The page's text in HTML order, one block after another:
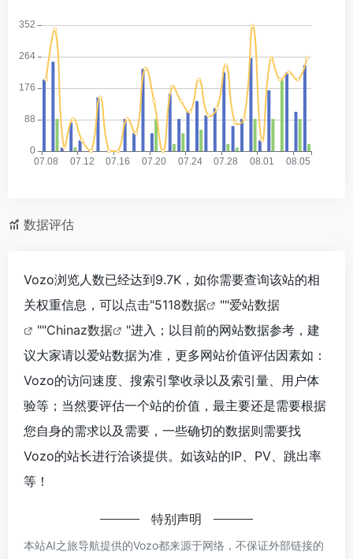
数据评估
Vozo浏览人数已经达到9.7K，如你需要查询该站的相
关权重信息，可以点击"5118数据 ""爱站数据
""Chinaz数据
"进入；以目前的网站数据参考，建
议大家请以爱站数据为准，更多网站价值评估因素如：
Vozo的访问速度、搜索引擎收录以及索引量、用户体
验等；当然要评估一个站的价值，最主要还是需要根据
您自身的需求以及需要，一些确切的数据则需要找
Vozo的站长进行洽谈提供。如该站的IP、PV、跳出率
等！
特别声明
本站AI之旅导航提供的Vozo都来源于网络，不保证外部链接的